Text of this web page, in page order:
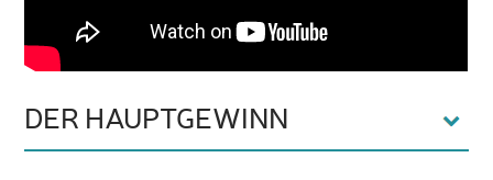
DER HAUPTGEWINN